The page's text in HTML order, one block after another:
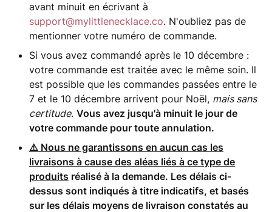
avant minuit en écrivant à
support@mylittlenecklace.co. N'oubliez pas de
mentionner votre numéro de commande.
Si vous avez commandé après le 10 décembre :
votre commande est traitée avec le même soin. Il
est possible que les commandes passées entre le
7 et le 10 décembre arrivent pour Noël, mais sans
certitude. Vous avez jusqu'à minuit le jour de
votre commande pour toute annulation.
⚠️ Nous ne garantissons en aucun cas les
livraisons à cause des aléas liés à ce type de
produits réalisé à la demande. Les délais ci-
dessus sont indiqués à titre indicatifs, et basés
sur les délais moyens de livraison constatés au